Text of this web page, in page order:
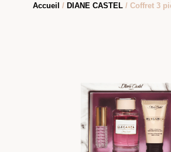
Accueil / DIANE CASTEL/ Coffret 3